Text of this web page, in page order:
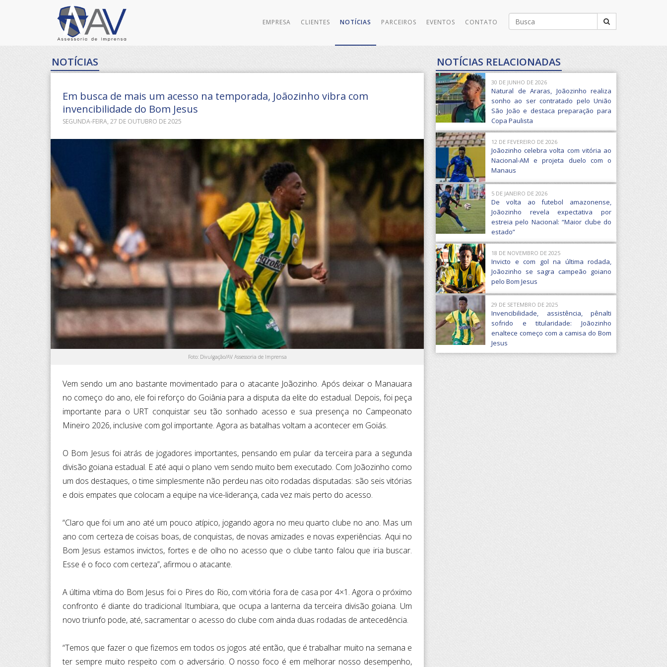
Buscar
por:
EMPRESA CLIENTES NOTÍCIAS PARCEIROS EVENTOS CONTATO
NOTÍCIAS
Em busca de mais um acesso na temporada, Joãozinho vibra com
invencibilidade do Bom Jesus
SEGUNDA-FEIRA, 27 DE OUTUBRO DE 2025
Foto: Divulgação/AV Assessoria de Imprensa
Vem sendo um ano bastante movimentado para o atacante Joãozinho. Após deixar o Manauara
no começo do ano, ele foi reforço do Goiânia para a disputa da elite do estadual. Depois, foi peça
importante para o URT conquistar seu tão sonhado acesso e sua presença no Campeonato
Mineiro 2026, inclusive com gol importante. Agora as batalhas voltam a acontecer em Goiás.
O Bom Jesus foi atrás de jogadores importantes, pensando em pular da terceira para a segunda
divisão goiana estadual. E até aqui o plano vem sendo muito bem executado. Com Joãozinho como
um dos destaques, o time simplesmente não perdeu nas oito rodadas disputadas: são seis vitórias
e dois empates que colocam a equipe na vice-liderança, cada vez mais perto do acesso.
“Claro que foi um ano até um pouco atípico, jogando agora no meu quarto clube no ano. Mas um
ano com certeza de coisas boas, de conquistas, de novas amizades e novas experiências. Aqui no
Bom Jesus estamos invictos, fortes e de olho no acesso que o clube tanto falou que iria buscar.
Esse é o foco com certeza”, afirmou o atacante.
A última vítima do Bom Jesus foi o Pires do Rio, com vitória fora de casa por 4×1. Agora o próximo
confronto é diante do tradicional Itumbiara, que ocupa a lanterna da terceira divisão goiana. Um
novo triunfo pode, até, sacramentar o acesso do clube com ainda duas rodadas de antecedência.
“Temos que fazer o que fizemos em todos os jogos até então, que é trabalhar muito na semana e
ter sempre muito respeito com o adversário. O nosso foco é em melhorar nosso desempenho,
NOTÍCIAS RELACIONADAS
30 DE JUNHO DE 2026
Natural de Araras, Joãozinho realiza
sonho ao ser contratado pelo União
São João e destaca preparação para
Copa Paulista
12 DE FEVEREIRO DE 2026
Joãozinho celebra volta com vitória ao
Nacional-AM e projeta duelo com o
Manaus
5 DE JANEIRO DE 2026
De volta ao futebol amazonense,
Joãozinho revela expectativa por
estreia pelo Nacional: “Maior clube do
estado”
18 DE NOVEMBRO DE 2025
Invicto e com gol na última rodada,
Joãozinho se sagra campeão goiano
pelo Bom Jesus
29 DE SETEMBRO DE 2025
Invencibilidade, assistência, pênalti
sofrido e titularidade: Joãozinho
enaltece começo com a camisa do Bom
Jesus